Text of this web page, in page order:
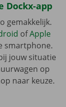
Dockx-app
gemakkelijk.
ofApple
smartphone.
jouw situatie
op
naar keuze.